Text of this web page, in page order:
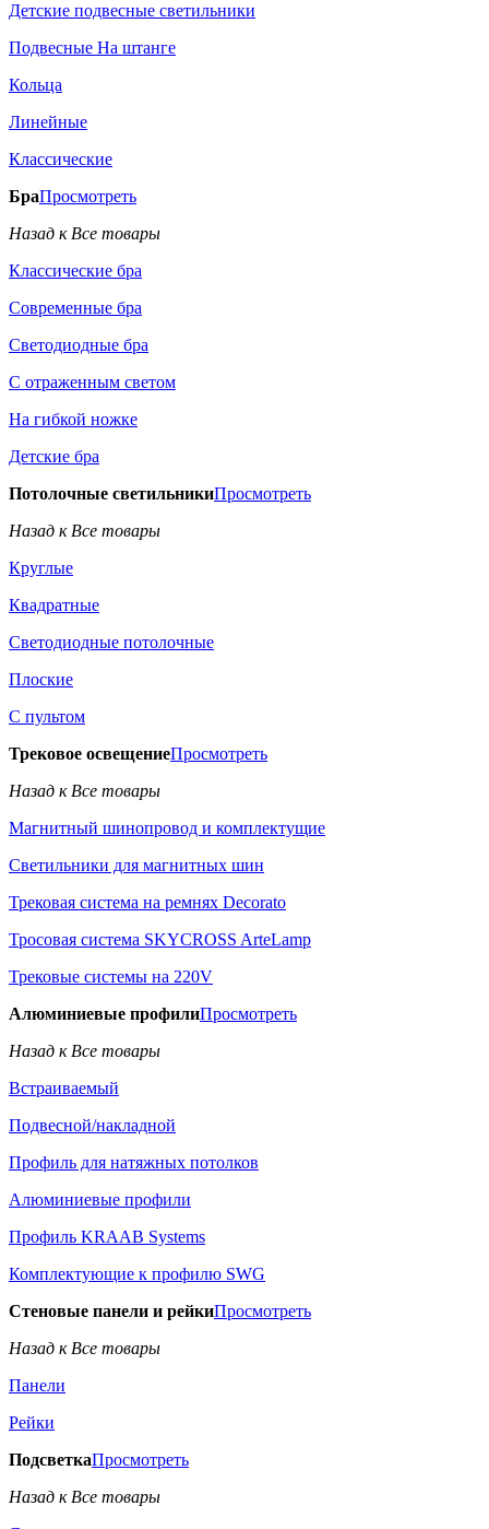
Детские подвесные светильники
Подвесные На штанге
Кольца
Линейные
Классические
БраПросмотреть
Назад к Все товары
Классические бра
Современные бра
Светодиодные бра
С отраженным светом
На гибкой ножке
Детские бра
Потолочные светильникиПросмотреть
Назад к Все товары
Круглые
Квадратные
Светодиодные потолочные
Плоские
С пультом
Трековое освещениеПросмотреть
Назад к Все товары
Магнитный шинопровод и комплектущие
Светильники для магнитных шин
Трековая система на ремнях Decorato
Тросовая система SKYCROSS ArteLamp
Трековые системы на 220V
Алюминиевые профилиПросмотреть
Назад к Все товары
Встраиваемый
Подвесной/накладной
Профиль для натяжных потолков
Алюминиевые профили
Профиль KRAAB Systems
Комплектующие к профилю SWG
Стеновые панели и рейкиПросмотреть
Назад к Все товары
Панели
Рейки
ПодсветкаПросмотреть
Назад к Все товары